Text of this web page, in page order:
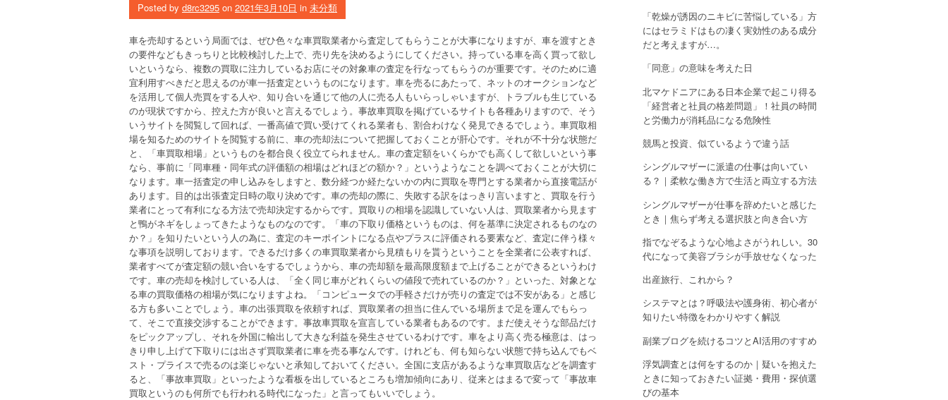
Posted by d8rc3295 on 2021年3月10日 in 未分類
車を売却するという局面では、ぜひ色々な車買取業者から査定してもらうことが大事になりますが、車を渡すとき
の要件などもきっちりと比較検討した上で、売り先を決めるようにしてください。持っている車を高く買って欲し
いというなら、複数の買取に注力しているお店にその対象車の査定を行なってもらうのが重要です。そのために適
宜利用すべきだと思えるのが車一括査定というものになります。車を売るにあたって、ネットのオークションなど
を活用して個人売買をする人や、知り合いを通じて他の人に売る人もいらっしゃいますが、トラブルも生じている
のが現状ですから、控えた方が良いと言えるでしょう。事故車買取を掲げているサイトも各種ありますので、そう
いうサイトを閲覧して回れば、一番高値で買い受けてくれる業者も、割合わけなく発見できるでしょう。車買取相
場を知るためのサイトを閲覧する前に、車の売却法について把握しておくことが肝心です。それが不十分な状態だ
と、「車買取相場」というものを都合良く役立てられません。車の査定額をいくらかでも高くして欲しいという事
なら、事前に「同車種・同年式の評価額の相場はどれほどの額か？」というようなことを調べておくことが大切に
なります。車一括査定の申し込みをしますと、数分経つか経たないかの内に買取を専門とする業者から直接電話が
あります。目的は出張査定日時の取り決めです。車の売却の際に、失敗する訳をはっきり言いますと、買取を行う
業者にとって有利になる方法で売却決定するからです。買取りの相場を認識していない人は、買取業者から見ます
と鴨がネギをしょってきたようなものなのです。「車の下取り価格というものは、何を基準に決定されるものなの
か？」を知りたいという人の為に、査定のキーポイントになる点やプラスに評価される要素など、査定に伴う様々
な事項を説明しております。できるだけ多くの車買取業者から見積もりを貰うということを全業者に公表すれば、
業者すべてが査定額の競い合いをするでしょうから、車の売却額を最高限度額まで上げることができるというわけ
です。車の売却を検討している人は、「全く同じ車がどれくらいの値段で売れているのか？」といった、対象とな
る車の買取価格の相場が気になりますよね。「コンピュータでの手軽さだけが売りの査定では不安がある」と感じ
る方も多いことでしょう。車の出張買取を依頼すれば、買取業者の担当に住んでいる場所まで足を運んでもらっ
て、そこで直接交渉することができます。事故車買取を宣言している業者もあるのです。まだ使えそうな部品だけ
をピックアップし、それを外国に輸出して大きな利益を発生させているわけです。車をより高く売る極意は、はっ
きり申し上げて下取りには出さず買取業者に車を売る事なんです。けれども、何も知らない状態で持ち込んでもベ
スト・プライスで売るのは楽じゃないと承知しておいてください。全国に支店があるような車買取店などを調査す
ると、「事故車買取」といったような看板を出しているところも増加傾向にあり、従来とはまるで変って「事故車
買取というのも何所でも行われる時代になった」と言ってもいいでしょう。
「乾燥が誘因のニキビに苦悩している」方
にはセラミドはもの凄く実効性のある成分
だと考えますが…。
「同意」の意味を考えた日
北マケドニアにある日本企業で起こり得る
「経営者と社員の格差問題」！社員の時間
と労働力が消耗品になる危険性
競馬と投資、似ているようで違う話
シングルマザーに派遣の仕事は向いてい
る？｜柔軟な働き方で生活と両立する方法
シングルマザーが仕事を辞めたいと感じた
とき｜焦らず考える選択肢と向き合い方
指でなぞるような心地よさがうれしい。30
代になって美容ブラシが手放せなくなった
出産旅行、これから？
システマとは？呼吸法や護身術、初心者が
知りたい特徴をわかりやすく解説
副業ブログを続けるコツとAI活用のすすめ
浮気調査とは何をするのか｜疑いを抱えた
ときに知っておきたい証拠・費用・探偵選
びの基本